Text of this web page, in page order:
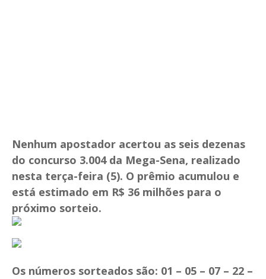
Nenhum apostador acertou as seis dezenas
do concurso 3.004 da Mega-Sena, realizado
nesta terça-feira (5). O prêmio acumulou e
está estimado em R$ 36 milhões para o
próximo sorteio.
Os números sorteados são: 01 – 05 – 07 – 22 –